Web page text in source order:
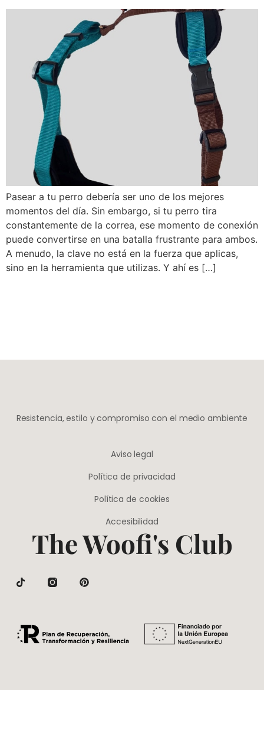
Pasear a tu perro debería ser uno de los mejores
momentos del día. Sin embargo, si tu perro tira
constantemente de la correa, ese momento de conexión
puede convertirse en una batalla frustrante para ambos.
A menudo, la clave no está en la fuerza que aplicas,
sino en la herramienta que utilizas. Y ahí es […]
Resistencia, estilo y compromiso con el medio ambiente
Aviso legal
Política de privacidad
Política de cookies
Accesibilidad
The Woofi's Club